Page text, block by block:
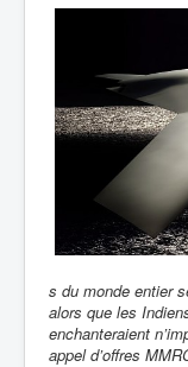
s du monde entier
alors que les
enchanteraient
appel d’offres